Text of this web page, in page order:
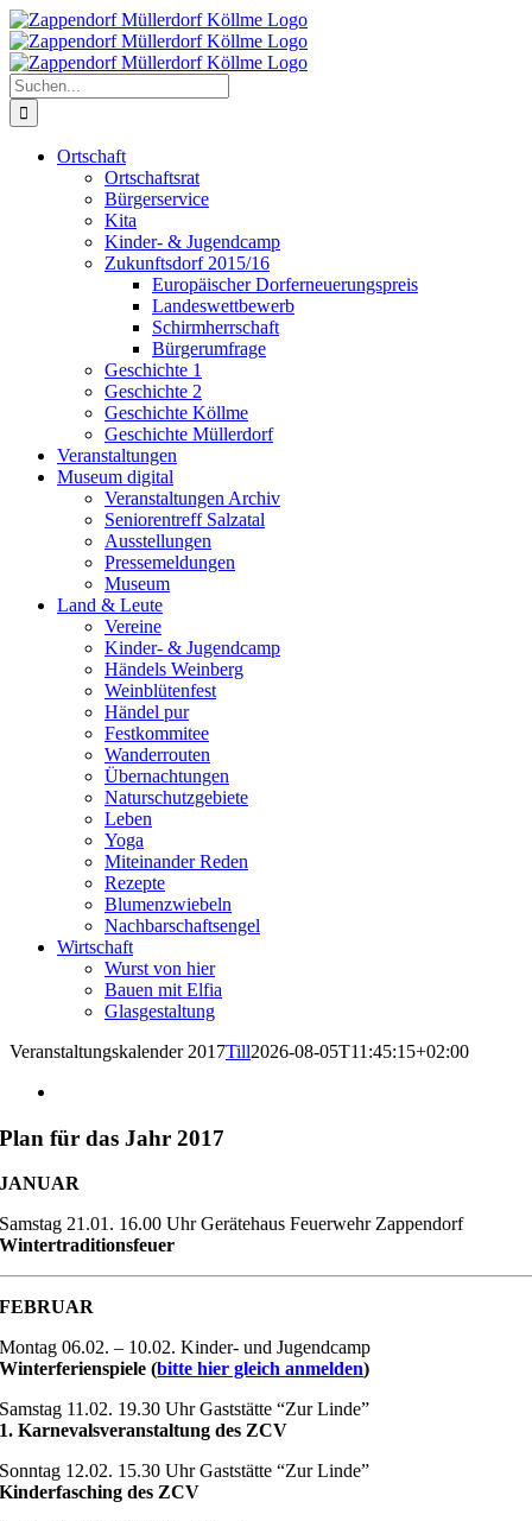
Zum
Inhalt
springen
Suche
nach:
Ortschaft
Ortschaftsrat
Bürgerservice
Kita
Kinder- & Jugendcamp
Zukunftsdorf 2015/16
Europäischer Dorferneuerungspreis
Landeswettbewerb
Schirmherrschaft
Bürgerumfrage
Geschichte 1
Geschichte 2
Geschichte Köllme
Geschichte Müllerdorf
Veranstaltungen
Museum digital
Veranstaltungen Archiv
Seniorentreff Salzatal
Ausstellungen
Pressemeldungen
Museum
Land & Leute
Vereine
Kinder- & Jugendcamp
Händels Weinberg
Weinblütenfest
Händel pur
Festkommitee
Wanderrouten
Übernachtungen
Naturschutzgebiete
Leben
Yoga
Miteinander Reden
Rezepte
Blumenzwiebeln
Nachbarschaftsengel
Wirtschaft
Wurst von hier
Bauen mit Elfia
Glasgestaltung
Veranstaltungskalender 2017Till2026-08-05T11:45:15+02:00
Plan für das Jahr 2017
JANUAR
Samstag 21.01. 16.00 Uhr Gerätehaus Feuerwehr Zappendorf
Wintertraditionsfeuer
FEBRUAR
Montag 06.02. – 10.02. Kinder- und Jugendcamp
Winterferienspiele (bitte hier gleich anmelden)
Samstag 11.02. 19.30 Uhr Gaststätte “Zur Linde”
1. Karnevalsveranstaltung des ZCV
Sonntag 12.02. 15.30 Uhr Gaststätte “Zur Linde”
Kinderfasching des ZCV